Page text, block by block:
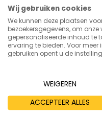
Wij gebruiken cookies
We kunnen deze plaatsen
bezoekersgegevens, om onze
gepersonaliseerde inhoud te
ervaring te bieden. Voor
gebruiken opent u de
WEIGEREN
ACCEPTEER ALLES